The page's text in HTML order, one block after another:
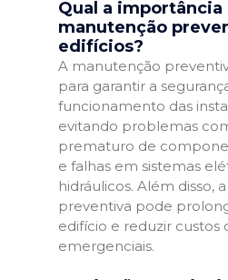
Qual a importância
manutenção
edifícios?
A manutenção
para garantir a
funcionamento das
evitando problemas
prematuro de
e falhas em sistemas
hidráulicos. Além disso,
preventiva pode
edifício e reduzir custos
emergenciais.